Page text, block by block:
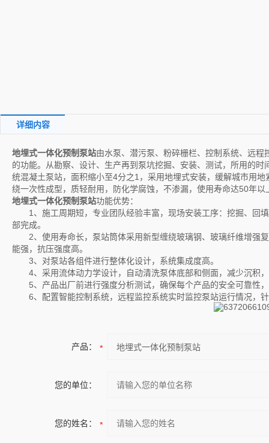
详细内容
地埋式一体化预制泵站由水泵、潜污泵、粉碎栅栏、控制系统、远
的功能。从勘察、设计、生产再到泵坑挖掘、安装、测试，所用的
统混凝土泵站，面积缩小至4分之1，采用地埋式安装，缓解城市用
绕一次性成型，质轻耐用，防化学腐蚀，不渗漏，使用寿命达50年以
地埋式一体化预制泵站功能优势：
1、施工周期短，专业团队经验丰富，现场安装工序：挖掘、回
部完成。
2、使用寿命长，泵站筒体采用新型缠绕玻璃钢、玻璃纤维增强
能强，抗压强度高。
3、对泵站各组件进行整体化设计，系统集成度高。
4、采用流体动力学设计，自动清洗泵体底部和侧面，减少沉积
5、产品出厂前进行强度分析测试，确保每个产品的安全可靠性
6、配置智能控制系统，远程监控系统实时监控泵站运行情况，
产品：
您的单位：
您的姓名：